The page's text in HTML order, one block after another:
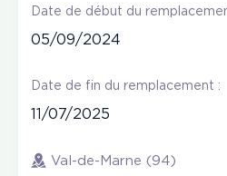
Date de début du
05/09/2024
Date de fin du remplacement :
11/07/2025
Val-de-Marne (94)